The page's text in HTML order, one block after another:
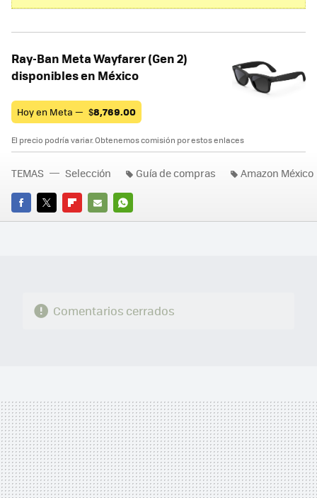
Ray-Ban Meta Wayfarer (Gen 2)
disponibles en México
Hoy en Meta — $8,769.00
El precio podría variar. Obtenemos comisión por estos enlaces
FACEBOOK
TWITTERFLIPBOARD
E-
WHATSAPP
TEMAS Selección Guía de compras Amazon México
Comentarios cerrados